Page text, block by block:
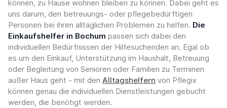
können, zu Hause wohnen bleiben zu können. Dabei geht es
uns darum, den betreuungs- oder pflegebedürftigen
Personen bei ihren alltäglichen Problemen zu helfen. Die
Einkaufshelfer in Bochum passen sich dabei den
individuellen Bedürfnissen der Hilfesuchenden an. Egal ob
es um den Einkauf, Unterstützung im Haushalt, Betreuung
oder Begleitung von Senioren oder Familien zu Terminen
außer Haus geht - mit den Alltagshelfern von Pflegix
können genau die individuellen Dienstleistungen gebucht
werden, die benötigt werden.